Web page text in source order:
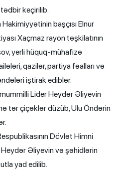
keçirilib.
başçısı Elnur
Xaçmaz rayon təşkilatının
yerli hüquq-mühafizə
qazilər, partiya fəalları və
iştirak ediblər.
Lider Heydər Əliyevin
tər çiçəklər düzüb, Ulu Öndərin
Dövlət Himni
Əliyevin və şəhidlərin
yad edilib.